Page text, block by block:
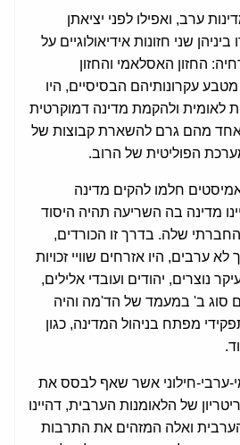
ערב, ואפילו לפני יציאתן
שני חזונות אידיאולוגיים על
החזון האסלאמי והחזון
מטבע עקרונותיהם הבסיסיים, היו
לאומית ולהקמת מדינה דמוקרטית
אחד מהם גרם להשארת קבוצות של
הפוליטית של הרוב.
חלמו להקים מדינה
מדינה בה השריעה תהיה היסוד
שלה. בדרך זו הכורדים,
ערבים, היו אזרחים שוויי זכויות
נוצרים, יהודים ועובדי אלילים,
סוג ב' במעמד של הד'מה והיה
מפתח בניהול המדינה, כגון
ערבי-חילוני אשר שאף לבסס את
של הלאומנות הערבית, דהיינו
ואלה המזהים את התרבות